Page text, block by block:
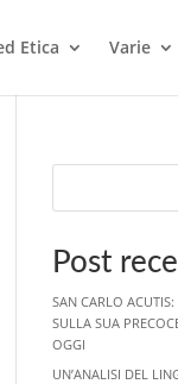
Etica Varie
Post
SAN CARLO
SULLA SUA
OGGI
UN’ANALISI DEL